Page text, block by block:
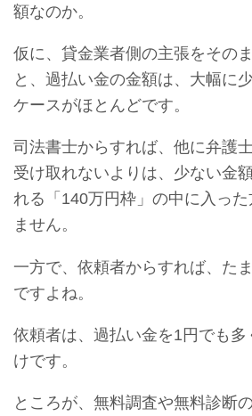
額なのか。
仮に、貸金業者側の主張をその
と、過払い金の金額は、大幅に
ケースがほとんどです。
司法書士からすれば、他に弁護
受け取れないよりは、少ない金
れる「140万円枠」の中に入っ
ません。
一方で、依頼者からすれば、た
ですよね。
依頼者は、過払い金を1円でも
けです。
ところが、無料調査や無料診断